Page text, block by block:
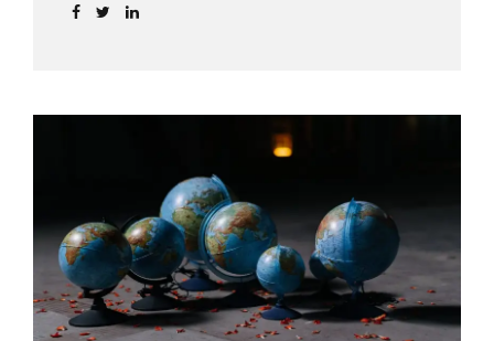
periodo grigio della pandemia da Covid, possiamo
bancario e postale, direttore generale
dell’Accademia di educazione finanziaria presieduta
da Beppe Ghisolfi. Avvocato Rizzo, si sono
registrati cambiamenti sulla percezione della
sicurezza dei propri risparmi? Parto da una
considerazione scientifica. John Ioannidis, noto
professore di medicina, di epidemiologia e...